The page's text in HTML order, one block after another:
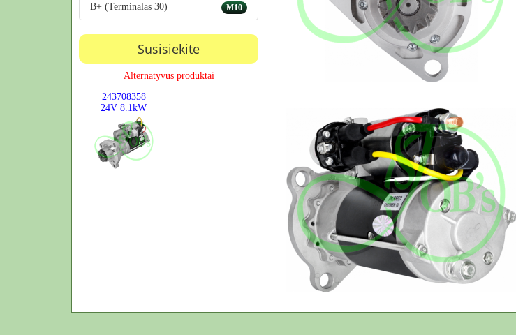
M10
B+ (Terminalas 30)
Susisiekite
Alternatyvūs produktai
243708358
24V8.1kW